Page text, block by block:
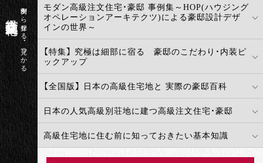
実例から探せる・見つかる
高級注文住宅百科
モダン高級注文住宅・豪邸 事例集～HOP(ハウジング
オペレーションアーキテクツ)による豪邸設計デザ
インの世界～
【特集】 究極は細部に宿る 豪邸のこだわり・内装ピ
ックアップ
【全国版】 日本の高級住宅地と 実際の豪邸百科
日本の人気高級別荘地に建つ高級注文住宅・豪邸
高級住宅地に住む前に知っておきたい基本知識